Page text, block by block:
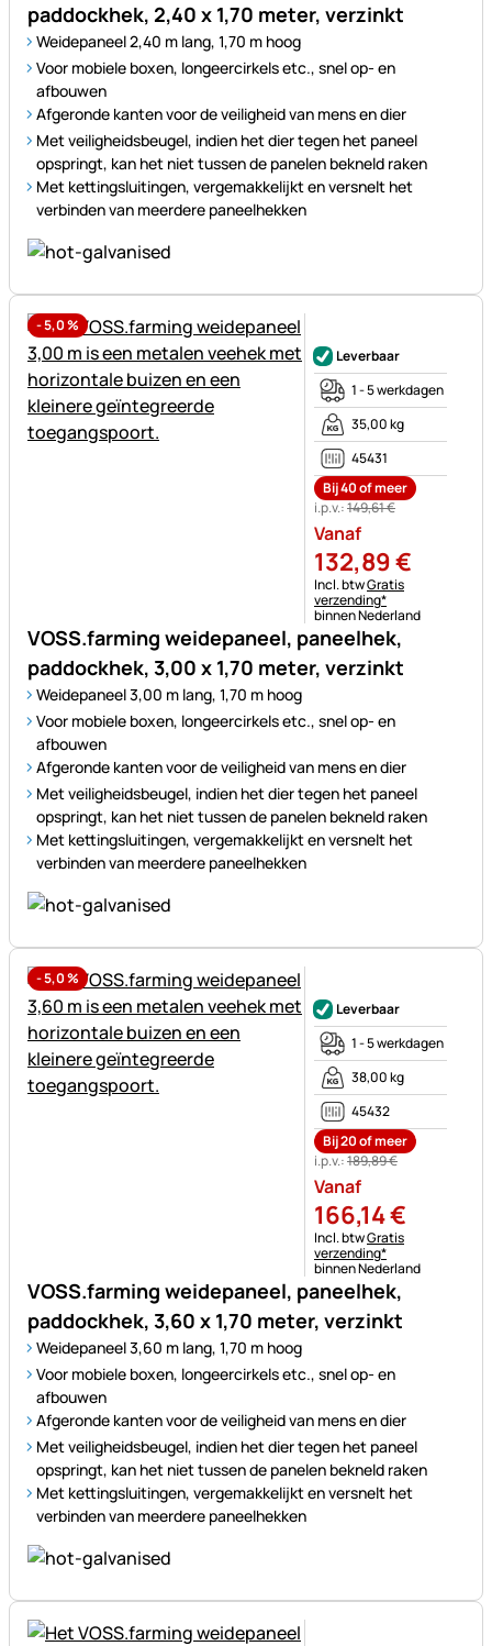
paddockhek, 2,40 x 1,70 meter, verzinkt
Weidepaneel 2,40 m lang, 1,70 m hoog
Voor mobiele boxen, longeercirkels etc., snel op- en
afbouwen
Afgeronde kanten voor de veiligheid van mens en dier
Met veiligheidsbeugel, indien het dier tegen het paneel
opspringt, kan het niet tussen de panelen bekneld raken
Met kettingsluitingen, vergemakkelijkt en versnelt het
verbinden van meerdere paneelhekken
-5,0%
VOSS.farming weidepaneel, paneelhek,
paddockhek, 3,00 x 1,70 meter, verzinkt
Weidepaneel 3,00 m lang, 1,70 m hoog
Voor mobiele boxen, longeercirkels etc., snel op- en
afbouwen
Afgeronde kanten voor de veiligheid van mens en dier
Met veiligheidsbeugel, indien het dier tegen het paneel
opspringt, kan het niet tussen de panelen bekneld raken
Met kettingsluitingen, vergemakkelijkt en versnelt het
verbinden van meerdere paneelhekken
Leverbaar
1 - 5 werkdagen
35,00 kg
45431
Bij 40 of meer
i.p.v.:149,61€
Vanaf
132,89€
Belastinginformatie:
Incl. btwGratis
verzending*
binnen Nederland
-5,0%
VOSS.farming weidepaneel, paneelhek,
paddockhek, 3,60 x 1,70 meter, verzinkt
Weidepaneel 3,60 m lang, 1,70 m hoog
Voor mobiele boxen, longeercirkels etc., snel op- en
afbouwen
Afgeronde kanten voor de veiligheid van mens en dier
Met veiligheidsbeugel, indien het dier tegen het paneel
opspringt, kan het niet tussen de panelen bekneld raken
Met kettingsluitingen, vergemakkelijkt en versnelt het
verbinden van meerdere paneelhekken
Leverbaar
1 - 5 werkdagen
38,00 kg
45432
Bij 20 of meer
i.p.v.:189,89€
Vanaf
166,14€
Belastinginformatie:
Incl. btwGratis
verzending*
binnen Nederland